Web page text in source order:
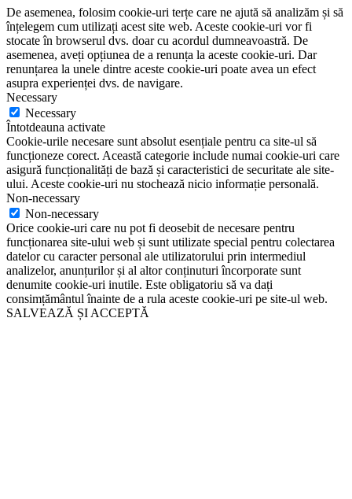
De asemenea, folosim cookie-uri terțe care ne ajută să analizăm și să
înțelegem cum utilizați acest site web. Aceste cookie-uri vor fi
stocate în browserul dvs. doar cu acordul dumneavoastră. De
asemenea, aveți opțiunea de a renunța la aceste cookie-uri. Dar
renunțarea la unele dintre aceste cookie-uri poate avea un efect
asupra experienței dvs. de navigare.
Necessary
Necessary
Întotdeauna activate
Cookie-urile necesare sunt absolut esențiale pentru ca site-ul să
funcționeze corect. Această categorie include numai cookie-uri care
asigură funcționalități de bază și caracteristici de securitate ale site-
ului. Aceste cookie-uri nu stochează nicio informație personală.
Non-necessary
Non-necessary
Orice cookie-uri care nu pot fi deosebit de necesare pentru
funcționarea site-ului web și sunt utilizate special pentru colectarea
datelor cu caracter personal ale utilizatorului prin intermediul
analizelor, anunțurilor și al altor conținuturi încorporate sunt
denumite cookie-uri inutile. Este obligatoriu să va dați
consimțământul înainte de a rula aceste cookie-uri pe site-ul web.
SALVEAZĂ ȘI ACCEPTĂ